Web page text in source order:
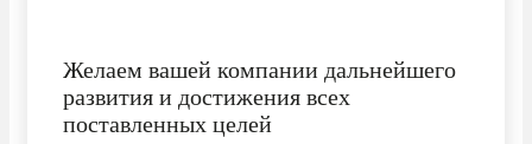
Желаем вашей компании дальнейшего
развития и достижения всех
поставленных целей